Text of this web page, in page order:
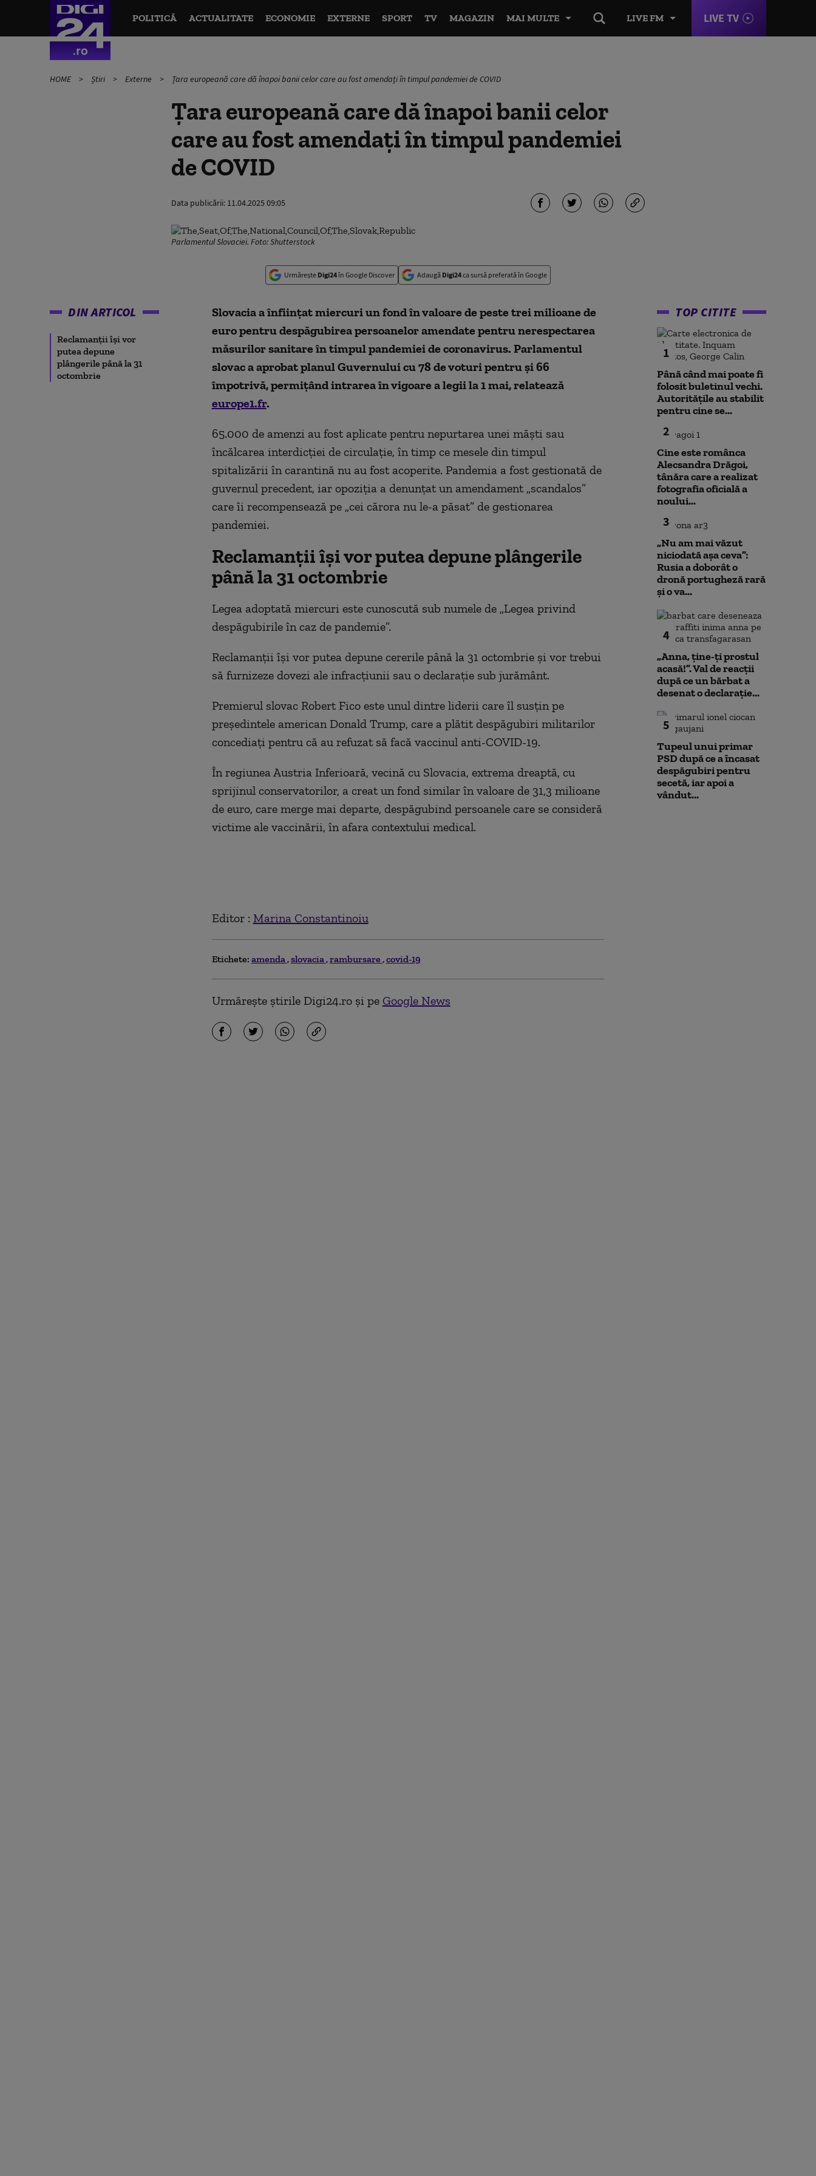
LIVE FM LIVE TV
POLITICĂ ACTUALITATE ECONOMIE EXTERNE SPORT TV MAGAZIN MAI MULTE
HOME Știri Externe Țara europeană care dă înapoi banii celor care au fost amendați în timpul pandemiei de COVID
Țara europeană care dă înapoi banii celor
care au fost amendați în timpul pandemiei
de COVID
Data publicării: 11.04.2025 09:05
Parlamentul Slovaciei. Foto: Shutterstock
Urmărește Digi24în Google Discover Adaugă Digi24ca sursă preferată în Google
DIN ARTICOL
Reclamanții își vor
putea depune
plângerile până la 31
octombrie
Slovacia a înființat miercuri un fond în valoare de peste trei milioane de
euro pentru despăgubirea persoanelor amendate pentru nerespectarea
măsurilor sanitare în timpul pandemiei de coronavirus. Parlamentul
slovac a aprobat planul Guvernului cu 78 de voturi pentru și 66
împotrivă, permițând intrarea în vigoare a legii la 1 mai, relatează
europe1.fr.
65.000 de amenzi au fost aplicate pentru nepurtarea unei măști sau
încălcarea interdicției de circulație, în timp ce mesele din timpul
spitalizării în carantină nu au fost acoperite. Pandemia a fost gestionată de
guvernul precedent, iar opoziția a denunțat un amendament „scandalos”
care îi recompensează pe „cei cărora nu le-a păsat” de gestionarea
pandemiei.
Reclamanții își vor putea depune plângerile
până la 31 octombrie
Legea adoptată miercuri este cunoscută sub numele de „Legea privind
despăgubirile în caz de pandemie”.
Reclamanții își vor putea depune cererile până la 31 octombrie și vor trebui
să furnizeze dovezi ale infracțiunii sau o declarație sub jurământ.
Premierul slovac Robert Fico este unul dintre liderii care îl susțin pe
președintele american Donald Trump, care a plătit despăgubiri militarilor
concediați pentru că au refuzat să facă vaccinul anti-COVID-19.
În regiunea Austria Inferioară, vecină cu Slovacia, extrema dreaptă, cu
sprijinul conservatorilor, a creat un fond similar în valoare de 31,3 milioane
de euro, care merge mai departe, despăgubind persoanele care se consideră
victime ale vaccinării, în afara contextului medical.
Editor : Marina Constantinoiu
Etichete: amenda slovacia rambursare covid-19
Urmărește știrile Digi24.ro și pe Google News
TOP CITITE
1
Până când mai poate fi
folosit buletinul vechi.
Autoritățile au stabilit
pentru cine se...
2
Cine este românca
Alecsandra Drăgoi,
tânăra care a realizat
fotografia oficială a
noului...
3
„Nu am mai văzut
niciodată așa ceva”:
Rusia a doborât o
dronă portugheză rară
și o va...
4
„Anna, ţine-ţi prostul
acasă!”. Val de reacții
după ce un bărbat a
desenat o declarație...
5
Tupeul unui primar
PSD după ce a încasat
despăgubiri pentru
secetă, iar apoi a
vândut...